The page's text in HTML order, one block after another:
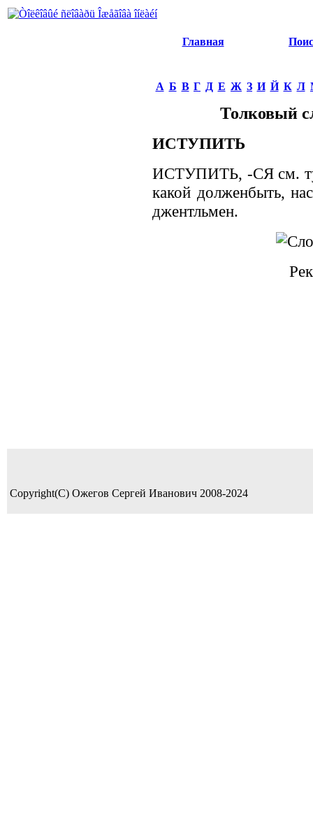
Главная
А Б В Г Д Е Ж З И Й К Л
Толковый
ИСТУПИТЬ
ИСТУПИТЬ, -СЯ см.
какой долженбыть,
джентльмен.
Copyright(C) Ожегов Сергей Иванович 2008-2024